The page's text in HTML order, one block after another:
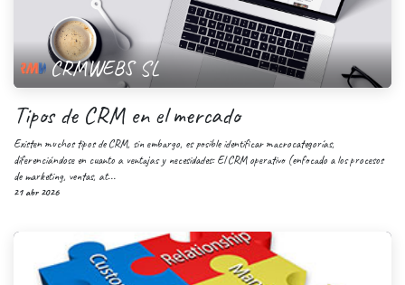
CRMWEBS SL
Tipos de CRM en el mercado
Existen muchos tipos de CRM, sin embargo, es posible identificar macrocategorías,
diferenciándose en cuanto a ventajas y necesidades: El CRM operativo (enfocado a los procesos
de marketing, ventas, at...
21 abr 2026